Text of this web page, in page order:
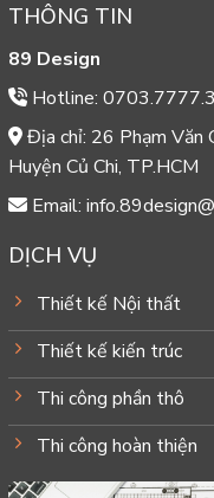
THÔNG TIN
89 Design
Hotline:
Địa chỉ: 26 Phạm Văn
Huyện Củ Chi, TP.HCM
Email:
DỊCH VỤ
Thiết kế Nội thất
Thiết kế kiến trúc
Thi công phần thô
Thi công hoàn thiện